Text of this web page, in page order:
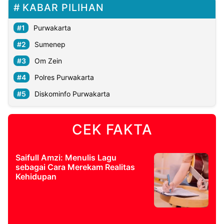
KABAR PILIHAN
Purwakarta
Sumenep
Om Zein
Polres Purwakarta
Diskominfo Purwakarta
CEK FAKTA
Saifull Amzi: Menulis Lagu
sebagai Cara Merekam Realitas
Kehidupan